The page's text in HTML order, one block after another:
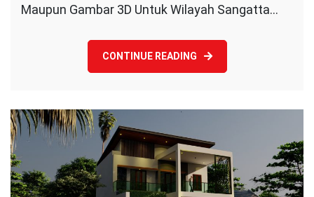
Timur
Maupun Gambar 3D Untuk Wilayah Sangatta…
CONTINUE READING